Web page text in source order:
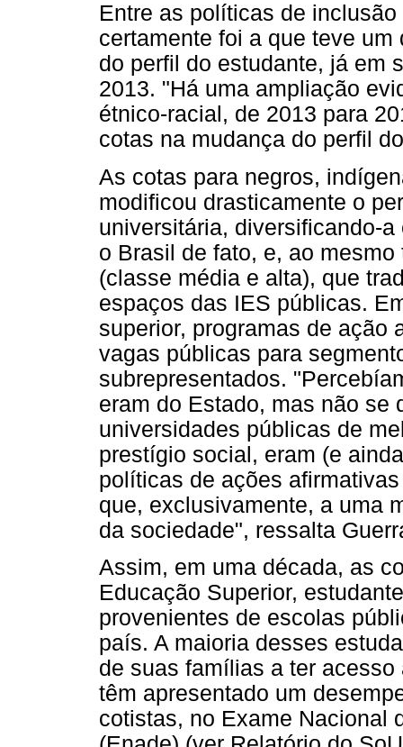
Entre as políticas de
certamente foi a que teve
do perfil do estudante, já em
2013. "Há uma ampliação
étnico-racial, de 2013 para
cotas na mudança do perfil
As cotas para negros,
modificou drasticamente o
universitária, diversificando-
o Brasil de fato, e, ao
(classe média e alta), que
espaços das IES públicas.
superior, programas de ação
vagas públicas para
subrepresentados.
eram do Estado, mas não se
universidades públicas de
prestígio social, eram (e
políticas de ações
que, exclusivamente, a uma
da sociedade", ressalta
Assim, em uma década, as
Educação Superior,
provenientes de escolas
país. A maioria desses
de suas famílias a ter
têm apresentado um
cotistas, no Exame Nacional